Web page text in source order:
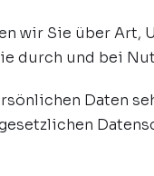
wir Sie über Art,
durch und bei
Daten